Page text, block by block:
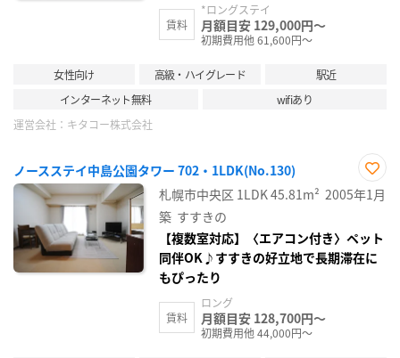
賃料
*ロングステイ
月額目安 129,000円～
初期費用他 61,600円～
女性向け 高級・ハイグレード
駅近
インターネット無料
wifiあり
運営会社： キタコー株式会社
ノースステイ中島公園タワー 702・1LDK(No.130)
お気
に入
札幌市中央区 1LDK45.81m² 2005年1月
築 すすきの
【複数室対応】〈エアコン付き〉ペット
同伴OK♪すすきの好立地で長期滞在に
もぴったり
賃料
ロング
月額目安 128,700円～
初期費用他 44,000円～